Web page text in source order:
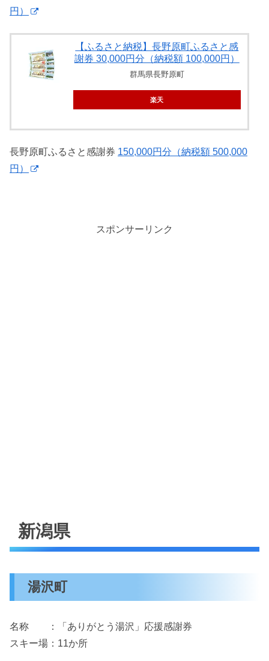
円）
【ふるさと納税】長野原町ふるさと感
謝券 30,000円分（納税額 100,000円）
群馬県長野原町
楽天
長野原町ふるさと感謝券 150,000円分（納税額 500,000
円）
スポンサーリンク
新潟県
湯沢町
名称 ：「ありがとう湯沢」応援感謝券
スキー場：11か所